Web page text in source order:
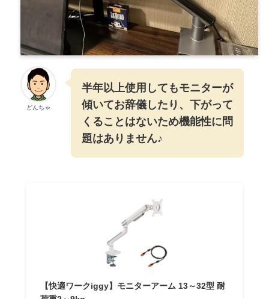
どんちゃ
半年以上使用してもモニターが
傾いてお辞儀したり、下がって
くることはないため機能性に問
題はありません♪
【快適ワークiggy】モニターアーム 13～32型 耐